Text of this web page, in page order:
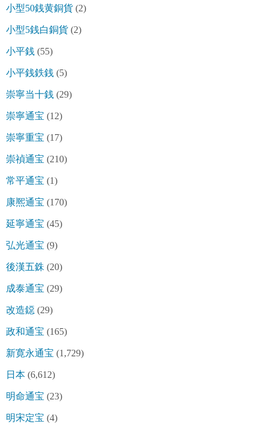
小型50銭黄銅貨 (2)
小型5銭白銅貨 (2)
小平銭 (55)
小平銭鉄銭 (5)
崇寧当十銭 (29)
崇寧通宝 (12)
崇寧重宝 (17)
崇禎通宝 (210)
常平通宝 (1)
康熈通宝 (170)
延寧通宝 (45)
弘光通宝 (9)
後漢五銖 (20)
成泰通宝 (29)
改造鐚 (29)
政和通宝 (165)
新寛永通宝 (1,729)
日本 (6,612)
明命通宝 (23)
明宋定宝 (4)